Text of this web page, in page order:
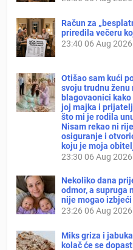
Račun za
priredila večeru
23:40 06 Aug 2026
Otišao sam kući
svoju trudnu ženu
blagovaonici
joj majka i
što mi je rodila
Nisam rekao ni
osiguranje i
koju je moja
23:30 06 Aug 2026
Nekoliko dana
odmor, a supruga
nije mogao izbjeći
23:26 06 Aug 2026
Miks griza i
kolač će se